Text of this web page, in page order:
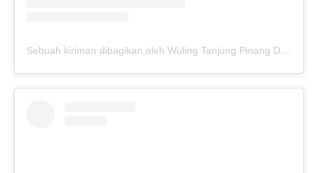
Sebuah kiriman dibagikan oleh Wuling Tanjung Pinang Dealer (@wulingtjpinang01)